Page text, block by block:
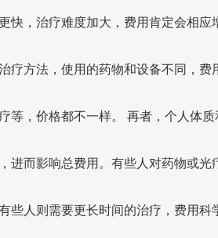
快，治疗难度加大，费用肯定会相应
疗方法，使用的药物和设备不同，费
等，价格都不一样。 再者，个人体质
进而影响总费用。有些人对药物或光
些人则需要更长时间的治疗，费用科